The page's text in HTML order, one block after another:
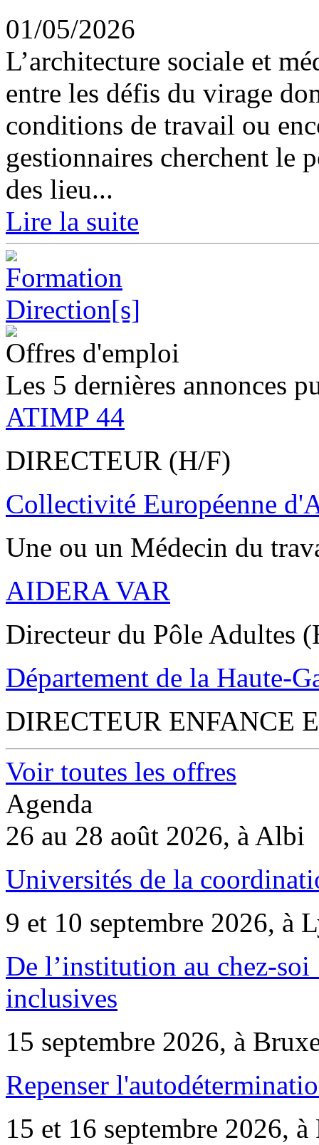
01/05/2026
L’architecture sociale et
entre les défis du virage
conditions de travail ou
gestionnaires cherchent le
des lieu...
Lire la suite
Offres d'emploi
Les 5 dernières annonces
ATIMP 44
DIRECTEUR (H/F)
Collectivité Européenne
Une ou un Médecin du
AIDERA VAR
Directeur du Pôle Adultes
Département de la Haute-
DIRECTEUR ENFANCE
Voir toutes les offres
Agenda
26 au 28 août 2026, à Albi
Universités de la
9 et 10 septembre 2026, à
De l’institution au chez-
inclusives
15 septembre 2026, à
Repenser
15 et 16 septembre 2026, à